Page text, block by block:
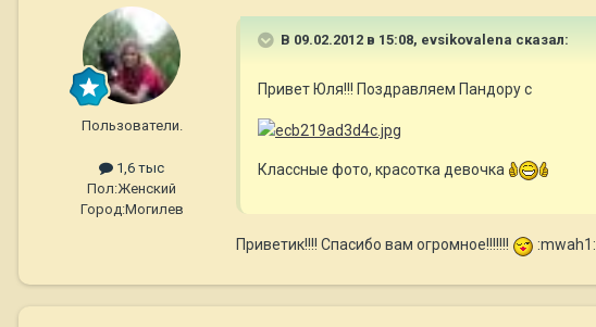
Пользователи.
1,6 тыс
Пол:Женский
Город:Могилев
В 09.02.2012 в 15:08, evsikovalena сказал:
Привет Юля!!! Поздравляем Пандору с
Классные фото, красотка девочка
Приветик!!!! Спасибо вам огромное!!!!!!! :mwah1: